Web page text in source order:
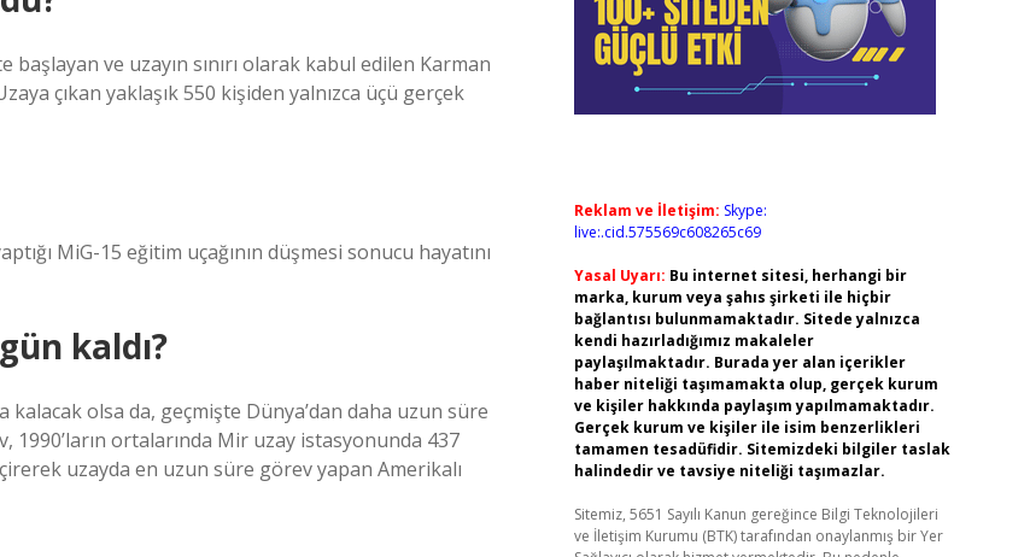
ve uzayın sınırı olarak kabul edilen Karman
çıkan yaklaşık 550 kişiden yalnızca üçü gerçek
MiG-15 eğitim uçağının düşmesi sonucu hayatını
kaldı?
olsa da, geçmişte Dünya’dan daha uzun süre
1990’ların ortalarında Mir uzay istasyonunda 437
uzayda en uzun süre görev yapan Amerikalı
Reklam ve İletişim: Skype:
live:.cid.575569c608265c69
Yasal Uyarı: Bu internet sitesi, herhangi bir
marka, kurum veya şahıs şirketi ile hiçbir
bağlantısı bulunmamaktadır. Sitede yalnızca
kendi hazırladığımız makaleler
paylaşılmaktadır. Burada yer alan içerikler
haber niteliği taşımamakta olup, gerçek kurum
ve kişiler hakkında paylaşım yapılmamaktadır.
Gerçek kurum ve kişiler ile isim benzerlikleri
tamamen tesadüfidir. Sitemizdeki bilgiler taslak
halindedir ve tavsiye niteliği taşımazlar.
Sitemiz, 5651 Sayılı Kanun gereğince Bilgi Teknolojileri
ve İletişim Kurumu (BTK) tarafından onaylanmış bir Yer